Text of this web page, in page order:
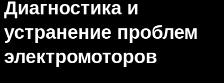
Диагностика и
устранение проблем
электромоторов